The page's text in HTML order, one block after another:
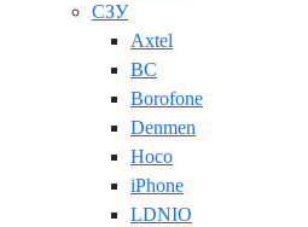
СЗУ
Axtel
BC
Borofone
Denmen
Hoco
iPhone
LDNIO